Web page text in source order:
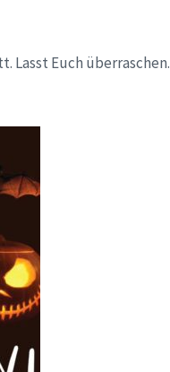
Lasst Euch überraschen.